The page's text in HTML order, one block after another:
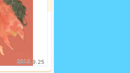
2010.9.25